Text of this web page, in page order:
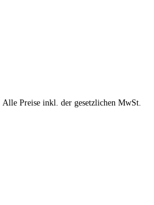
Alle Preise inkl. der gesetzlichen MwSt.